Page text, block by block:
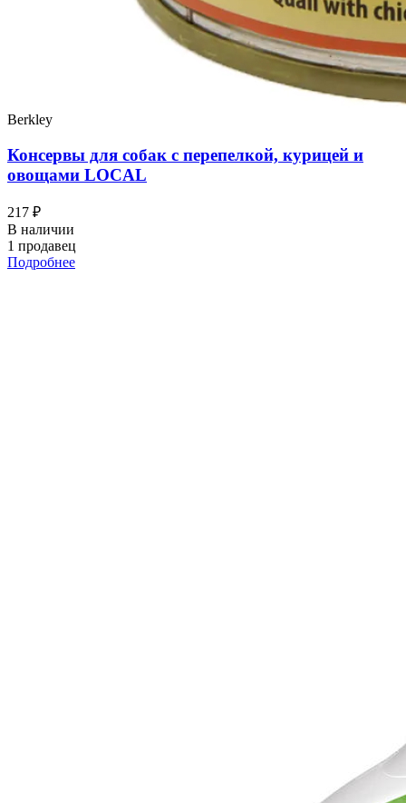
Berkley
Консервы для собак с перепелкой, курицей и
овощами LOCAL
217 ₽
В наличии
1 продавец
Подробнее